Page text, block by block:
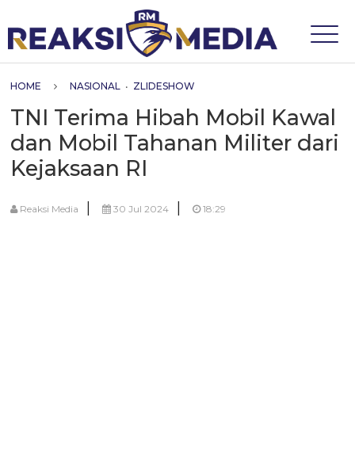
HOME NASIONAL • ZLIDESHOW
TNI Terima Hibah Mobil Kawal
dan Mobil Tahanan Militer dari
Kejaksaan RI
Reaksi Media | 30 Jul 2024 | 18:29